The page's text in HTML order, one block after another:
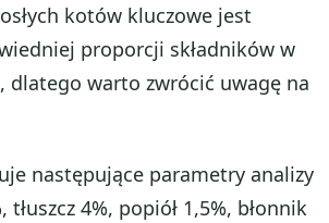
kotów kluczowe jest
proporcji składników w
dlatego warto zwrócić uwagę na
następujące parametry analizy
tłuszcz 4%, popiół 1,5%, błonnik